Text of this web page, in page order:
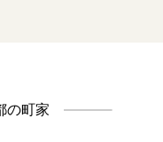
の町家